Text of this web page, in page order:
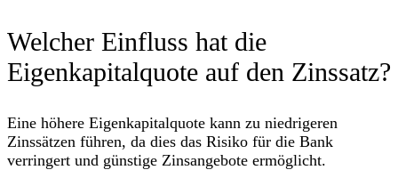
Welcher Einfluss hat die
Eigenkapitalquote auf den Zinssatz?
Eine höhere Eigenkapitalquote kann zu niedrigeren
Zinssätzen führen, da dies das Risiko für die Bank
verringert und günstige Zinsangebote ermöglicht.